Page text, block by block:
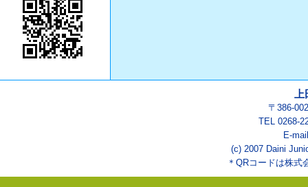
〒386-
TEL 0268-
E-
(c) 2007 Daini
＊QRコードは株式